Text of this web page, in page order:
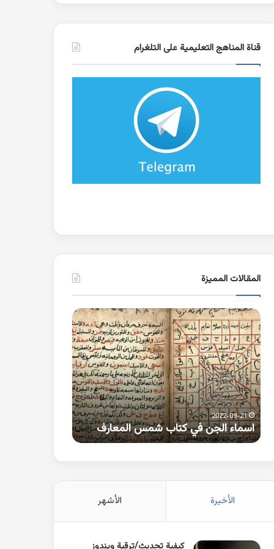
قناة المناهج التعليمية على التلغرام
المقالات المميزة
اسماء
الجن
في
كتاب
شمس
المعارف
2022-09-21
اسماء الجن في كتاب شمس المعارف
كلمات
بها
همزة
متطرفة
على
الواو
الأخيرة الأشهر
كيفية تحديث/ترقية ويندوز